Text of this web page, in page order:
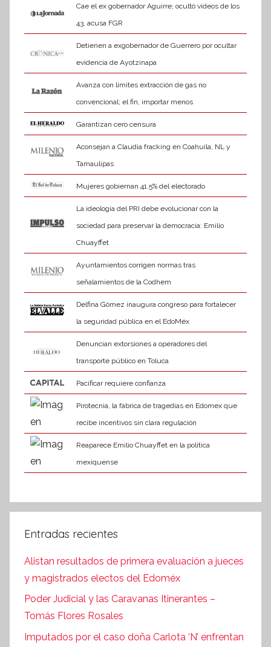
Cae el ex gobernador Aguirre; ocultó videos de los
43, acusa FGR
Detienen a exgobernador de Guerrero por ocultar
evidencia de Ayotzinapa
Avanza con límites extracción de gas no
convencional; el fin, importar menos
Garantizan cero censura
Aconsejan a Claudia fracking en Coahuila, NL y
Tamaulipas
Mujeres gobiernan 41.5% del electorado
La ideología del PRI debe evolucionar con la
sociedad para preservar la democracia: Emilio
Chuayffet
Ayuntamientos corrigen normas tras
señalamientos de la Codhem
Delfina Gómez inaugura congreso para fortalecer
la seguridad pública en el EdoMéx
Denuncian extorsiones a operadores del
transporte público en Toluca
Pacificar requiere confianza
Pirotecnia, la fábrica de tragedias en Edomex que
recibe incentivos sin clara regulación
Reaparece Emilio Chuayffet en la política
mexiquense
Entradas recientes
Alistan resultados de primera evaluación a jueces
y magistrados electos del Edoméx
Poder Judicial y las Caravanas Itinerantes –
Tomás Flores Rosales
Imputados por el caso doña Carlota ‘N’ enfrentan